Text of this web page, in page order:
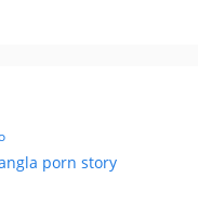
porn story